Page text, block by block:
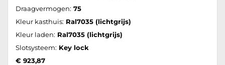
Draagvermogen: 75
Kleur kasthuis: Ral7035 (lichtgrijs)
Kleur laden: Ral7035 (lichtgrijs)
Slotsysteem: Key lock
€ 923,87